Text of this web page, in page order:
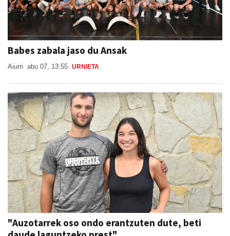
Babes zabala jaso du Ansak
Aiurri abu 07, 13:55 URNIETA
"Auzotarrek oso ondo erantzuten dute, beti